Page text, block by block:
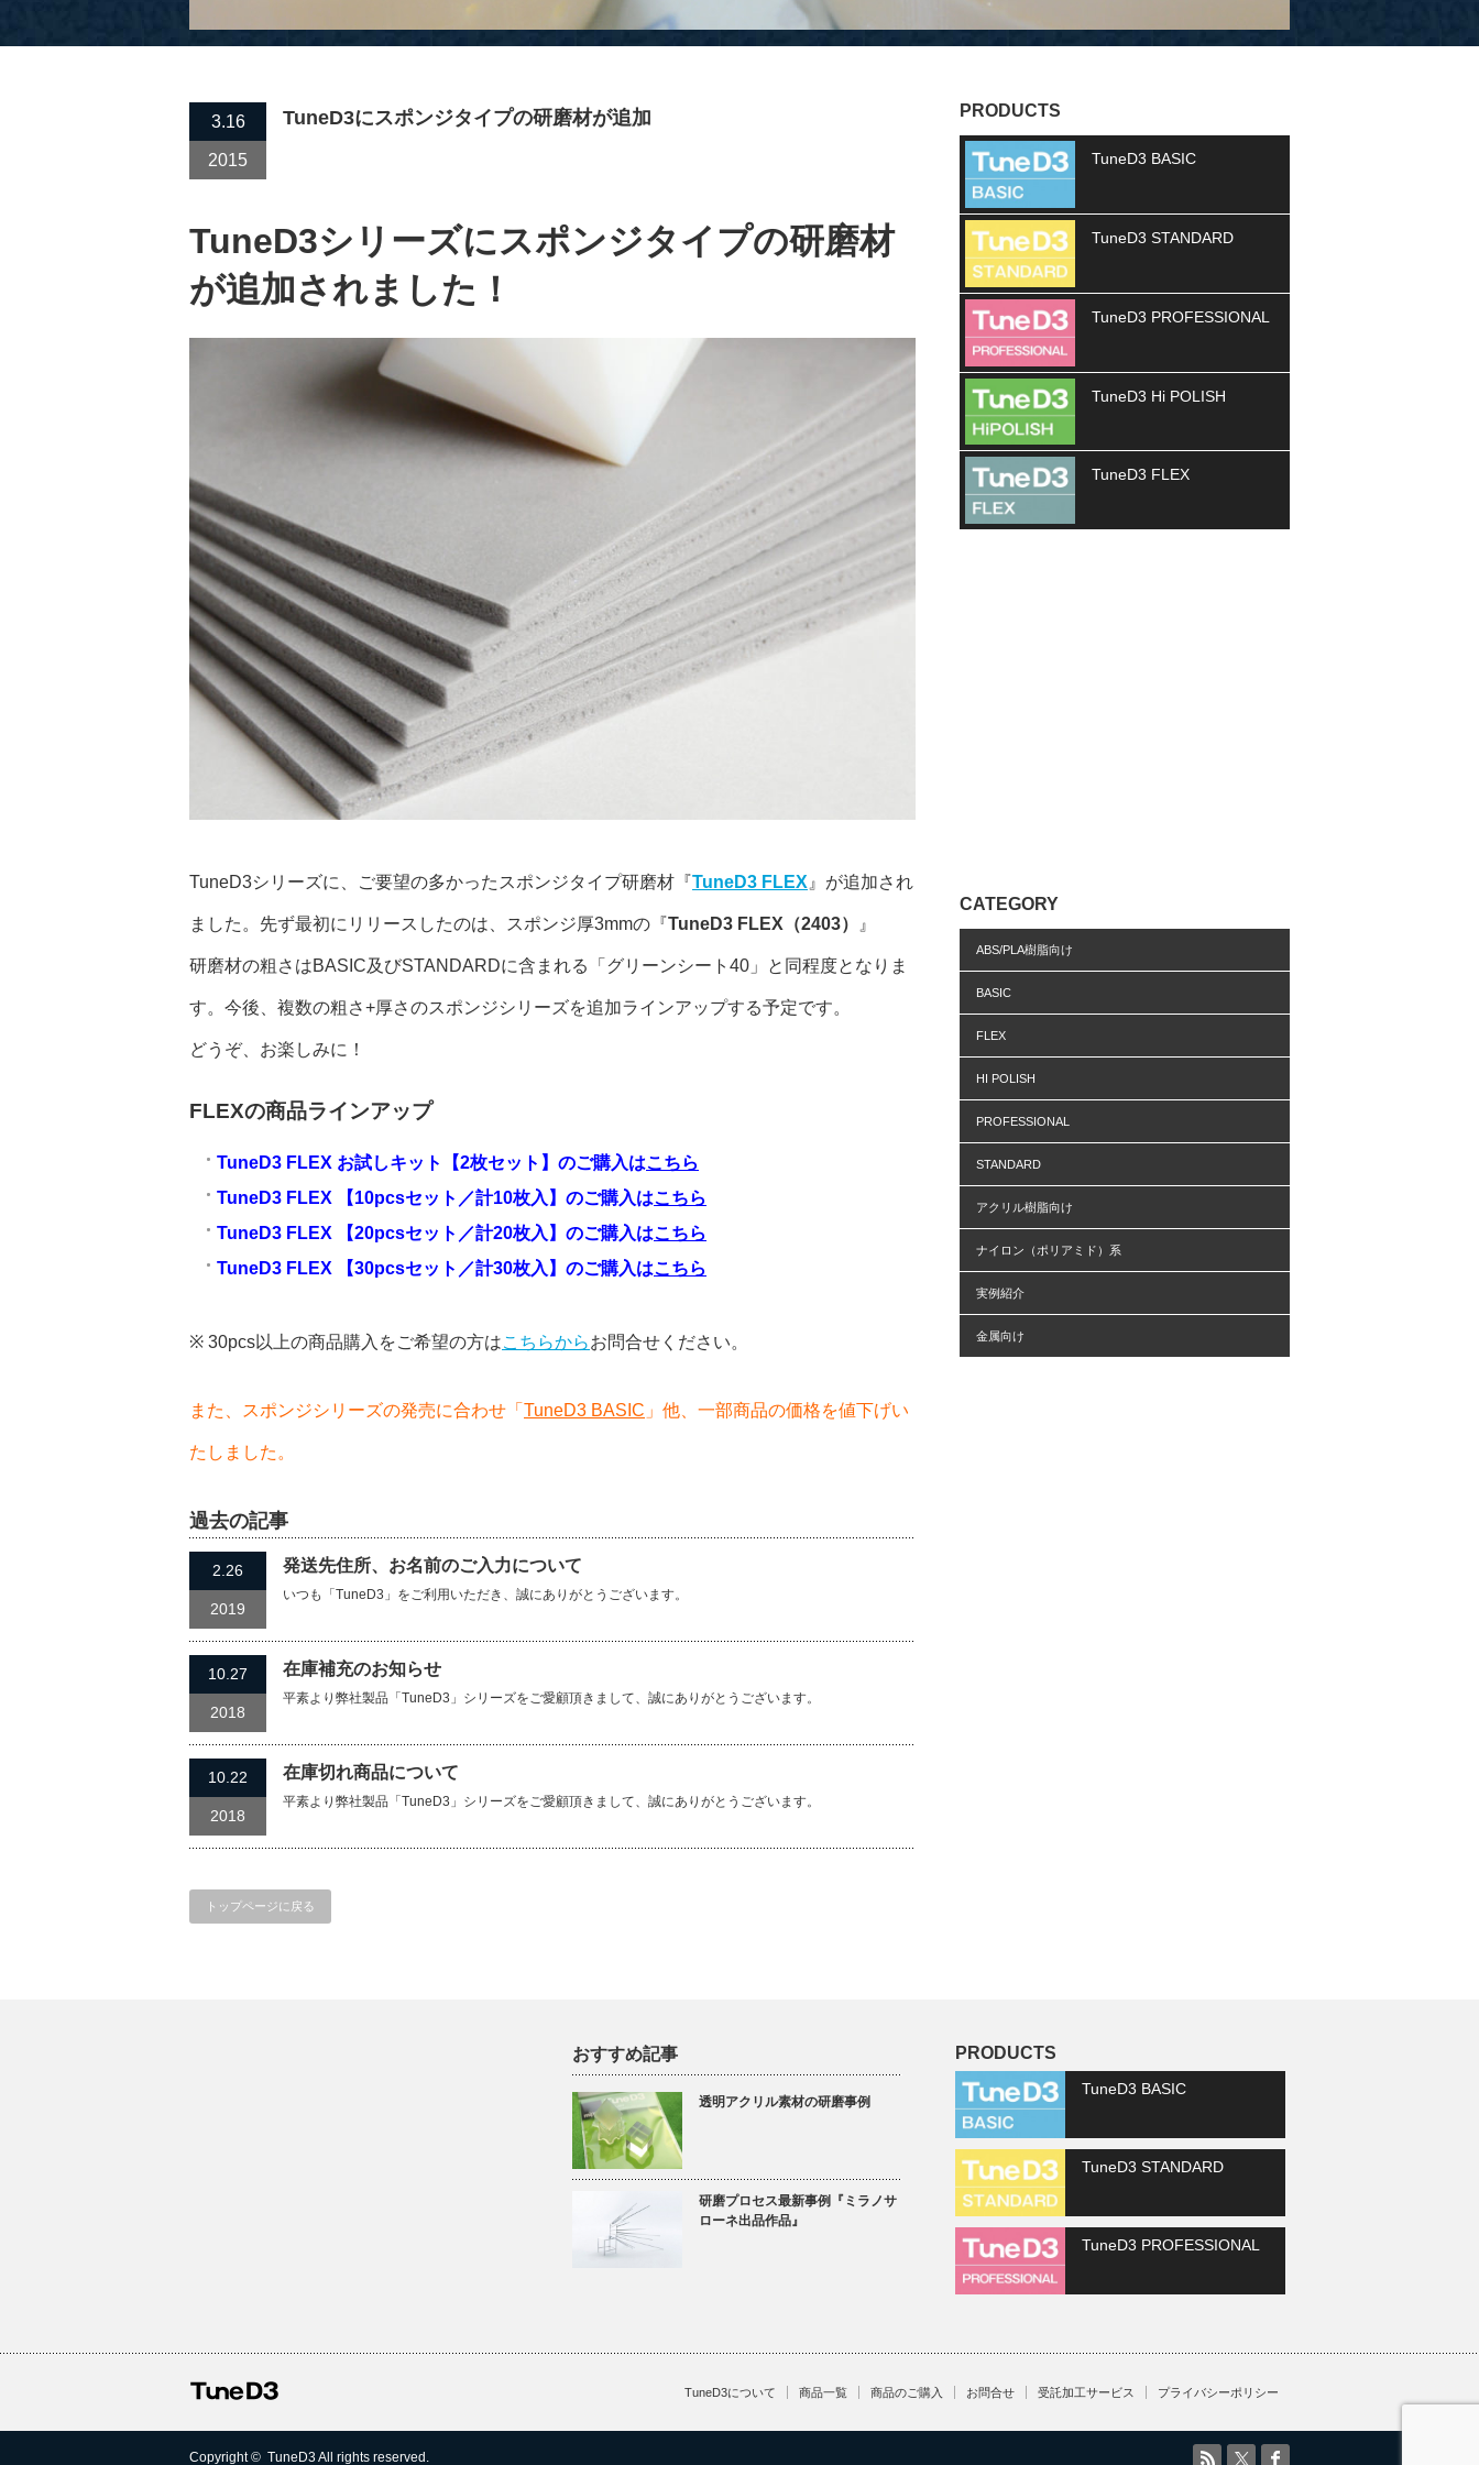
3.16
2015
TuneD3にスポンジタイプの研磨材が追加
TuneD3シリーズにスポンジタイプの研磨材
が追加されました！
TuneD3シリーズに、ご要望の多かったスポンジタイプ研磨材『TuneD3 FLEX 』が追加され
ました。先ず最初にリリースしたのは、スポンジ厚3mmの『TuneD3 FLEX（2403） 』
研磨材の粗さはBASIC及びSTANDARDに含まれる「グリーンシート40」と同程度となりま
す。今後、複数の粗さ+厚さのスポンジシリーズを追加ラインアップする予定です。
どうぞ、お楽しみに！
FLEXの商品ラインアップ
TuneD3 FLEX お試しキット【2枚セット】のご購入はこちら
TuneD3 FLEX 【10pcsセット／計10枚入】のご購入はこちら
TuneD3 FLEX 【20pcsセット／計20枚入】のご購入はこちら
TuneD3 FLEX 【30pcsセット／計30枚入】のご購入はこちら
※ 30pcs以上の商品購入をご希望の方はこちらからお問合せください。
また、スポンジシリーズの発売に合わせ「 TuneD3 BASIC 」他、一部商品の価格を値下げい
たしました。
過去の記事
2.26
2019
発送先住所、お名前のご入力について
いつも「TuneD3」をご利用いただき、誠にありがとうございます。
10.27
2018
在庫補充のお知らせ
平素より弊社製品「TuneD3」シリーズをご愛顧頂きまして、誠にありがとうございます。
10.22
2018
在庫切れ商品について
平素より弊社製品「TuneD3」シリーズをご愛顧頂きまして、誠にありがとうございます。
トップページに戻る
PRODUCTS
TuneD3 BASIC
TuneD3 STANDARD
TuneD3 PROFESSIONAL
TuneD3 Hi POLISH
TuneD3 FLEX
CATEGORY
ABS/PLA樹脂向け
BASIC
FLEX
HI POLISH
PROFESSIONAL
STANDARD
アクリル樹脂向け
ナイロン（ポリアミド）系
実例紹介
金属向け
おすすめ記事
透明アクリル素材の研磨事例
研磨プロセス最新事例『ミラノサ
ローネ出品作品』
PRODUCTS
TuneD3 BASIC
TuneD3 STANDARD
TuneD3 PROFESSIONAL
TuneD3について 商品一覧 商品のご購入 お問合せ 受託加工サービス プライバシーポリシー
RSS Twitter
Copyright © TuneD3 All rights reserved.